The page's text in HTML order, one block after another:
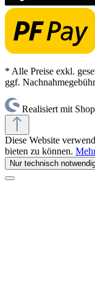
* Alle Preise exkl.
ggf.
Realisiert mit
Diese Website
bieten zu können.
Nur technisch